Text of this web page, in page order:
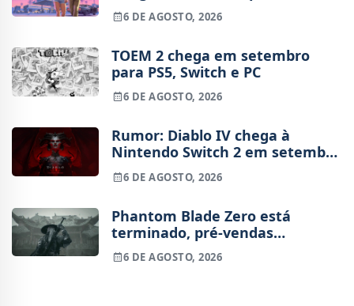
agosto
6 DE AGOSTO, 2026
TOEM 2 chega em setembro
para PS5, Switch e PC
6 DE AGOSTO, 2026
Rumor: Diablo IV chega à
Nintendo Switch 2 em setembro
e vai custar o preço de um jogo
novo
6 DE AGOSTO, 2026
Phantom Blade Zero está
terminado, pré-vendas
começam na próxima semana
6 DE AGOSTO, 2026